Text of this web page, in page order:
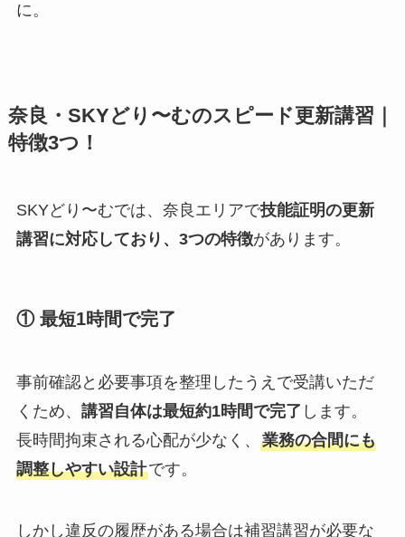
に。
奈良・SKYどり〜むのスピード更新講習｜
特徴3つ！
SKYどり〜むでは、奈良エリアで技能証明の更新
講習に対応しており、3つの特徴があります。
① 最短1時間で完了
事前確認と必要事項を整理したうえで受講いただ
くため、 講習自体は最短約1時間で完了 します。
長時間拘束される心配が少なく、 業務の合間にも
調整しやすい設計です。
しかし違反の履歴がある場合は補習講習が必要な